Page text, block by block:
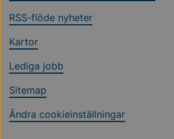
RSS-flöde nyheter
Kartor
Lediga jobb
Sitemap
Ändra cookieinställningar